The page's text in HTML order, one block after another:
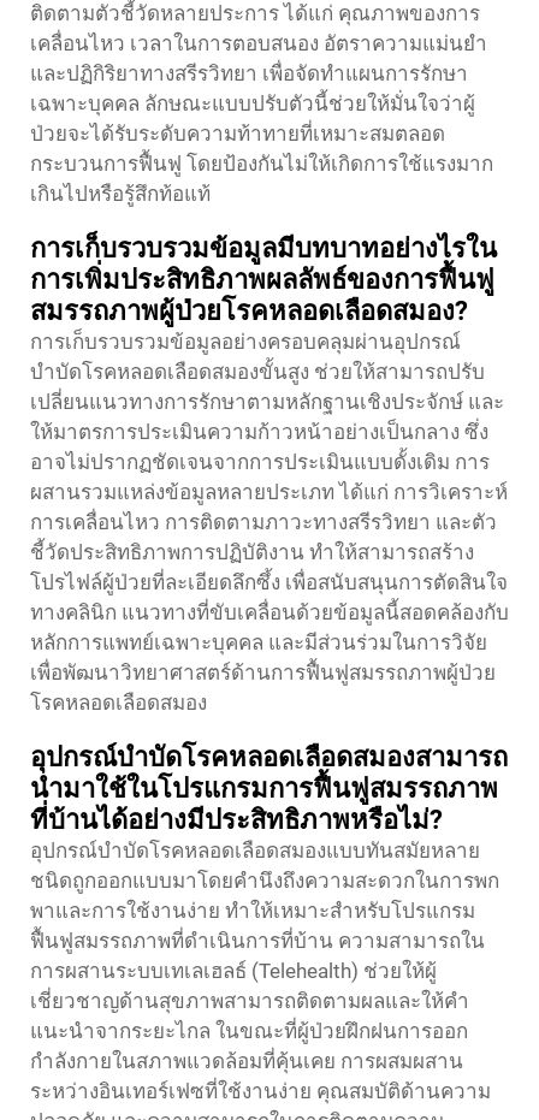
ติดตามตัวชี้วัดหลายประการ ได้แก่ คุณภาพของการ
เคลื่อนไหว เวลาในการตอบสนอง อัตราความแม่นยำ
และปฏิกิริยาทางสรีรวิทยา เพื่อจัดทำแผนการรักษา
เฉพาะบุคคล ลักษณะแบบปรับตัวนี้ช่วยให้มั่นใจว่าผู้
ป่วยจะได้รับระดับความท้าทายที่เหมาะสมตลอด
กระบวนการฟื้นฟู โดยป้องกันไม่ให้เกิดการใช้แรงมาก
เกินไปหรือรู้สึกท้อแท้
การเก็บรวบรวมข้อมูลมีบทบาทอย่างไรใน
การเพิ่มประสิทธิภาพผลลัพธ์ของการฟื้นฟู
สมรรถภาพผู้ป่วยโรคหลอดเลือดสมอง?
การเก็บรวบรวมข้อมูลอย่างครอบคลุมผ่านอุปกรณ์
บำบัดโรคหลอดเลือดสมองขั้นสูง ช่วยให้สามารถปรับ
เปลี่ยนแนวทางการรักษาตามหลักฐานเชิงประจักษ์ และ
ให้มาตรการประเมินความก้าวหน้าอย่างเป็นกลาง ซึ่ง
อาจไม่ปรากฏชัดเจนจากการประเมินแบบดั้งเดิม การ
ผสานรวมแหล่งข้อมูลหลายประเภท ได้แก่ การวิเคราะห์
การเคลื่อนไหว การติดตามภาวะทางสรีรวิทยา และตัว
ชี้วัดประสิทธิภาพการปฏิบัติงาน ทำให้สามารถสร้าง
โปรไฟล์ผู้ป่วยที่ละเอียดลึกซึ้ง เพื่อสนับสนุนการตัดสินใจ
ทางคลินิก แนวทางที่ขับเคลื่อนด้วยข้อมูลนี้สอดคล้องกับ
หลักการแพทย์เฉพาะบุคคล และมีส่วนร่วมในการวิจัย
เพื่อพัฒนาวิทยาศาสตร์ด้านการฟื้นฟูสมรรถภาพผู้ป่วย
โรคหลอดเลือดสมอง
อุปกรณ์บำบัดโรคหลอดเลือดสมองสามารถ
นำมาใช้ในโปรแกรมการฟื้นฟูสมรรถภาพ
ที่บ้านได้อย่างมีประสิทธิภาพหรือไม่?
อุปกรณ์บำบัดโรคหลอดเลือดสมองแบบทันสมัยหลาย
ชนิดถูกออกแบบมาโดยคำนึงถึงความสะดวกในการพก
พาและการใช้งานง่าย ทำให้เหมาะสำหรับโปรแกรม
ฟื้นฟูสมรรถภาพที่ดำเนินการที่บ้าน ความสามารถใน
การผสานระบบเทเลเฮลธ์ (Telehealth) ช่วยให้ผู้
เชี่ยวชาญด้านสุขภาพสามารถติดตามผลและให้คำ
แนะนำจากระยะไกล ในขณะที่ผู้ป่วยฝึกฝนการออก
กำลังกายในสภาพแวดล้อมที่คุ้นเคย การผสมผสาน
ระหว่างอินเทอร์เฟซที่ใช้งานง่าย คุณสมบัติด้านความ